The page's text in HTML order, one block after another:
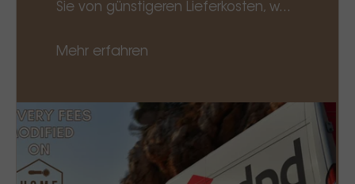
Sie von günstigeren Lieferkosten, w...
Mehr erfahren